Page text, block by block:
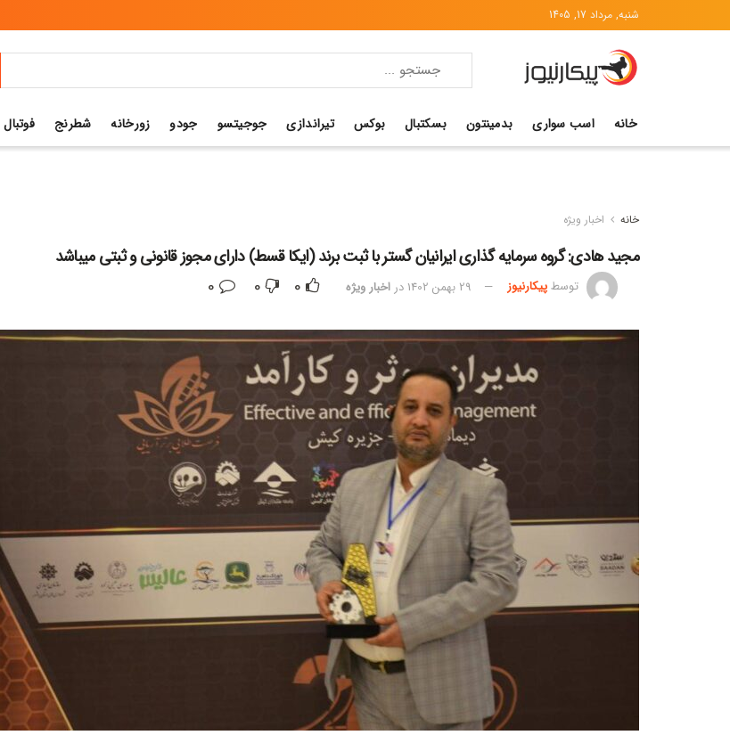
شنبه, مرداد 17, 1405
خانه اسب سواری بدمینتون بسکتبال بوکس تیراندازی جوجیتسو جودو زورخانه شطرنج فوتبال
خانه اخبار ویژه
مجید هادی: گروه سرمایه گذاری ایرانیان گستر با ثبت برند (ایکا قسط) دارای مجوز قانونی و ثبتی میباشد
توسطپیکارنیوز 29 بهمن 1402 در اخبار ویژه 0
0